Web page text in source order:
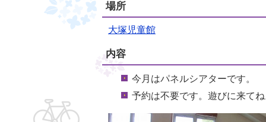
場所
大塚児童館
内容
今月はパネルシアターです。
予約は不要です。遊びに来て